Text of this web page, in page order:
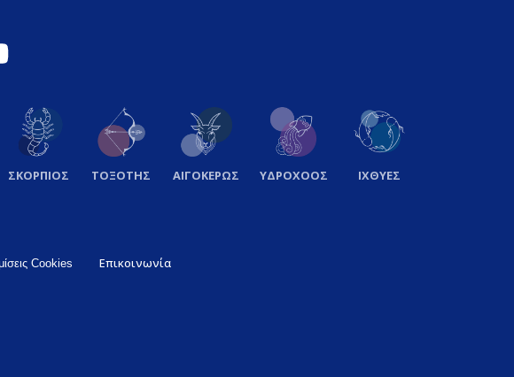
ΣΚΟΡΠΙΟΣ ΤΟΞΟΤΗΣ ΑΙΓΟΚΕΡΩΣ ΥΔΡΟΧΟΟΣ ΙΧΘΥΕΣ
Cookies Επικοινωνία